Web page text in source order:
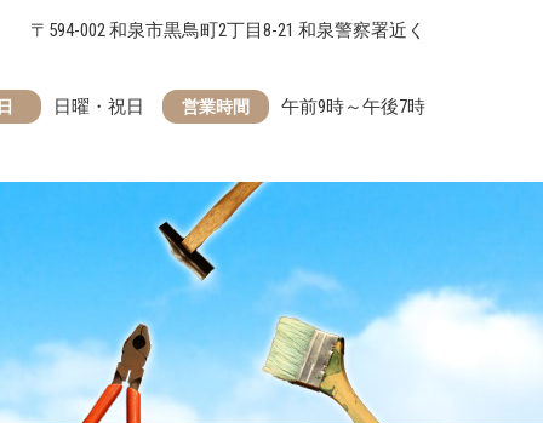
〒594-002 和泉市黒鳥町2丁目8-21 和泉警察署近く
営業時間 午前9時～午後7時
日曜・祝日